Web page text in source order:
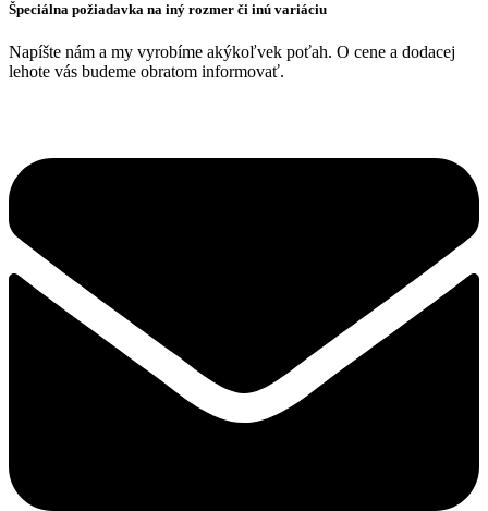
1,90 €
2,00 €
has
variants.
The
options
on
Špeciálna požiadavka na iný rozmer či inú variáciu
Napíšte nám a my vyrobíme akýkoľvek poťah. O cene a dodacej
lehote vás budeme obratom informovať.